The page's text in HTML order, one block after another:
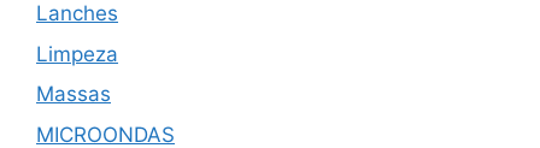
Lanches
Limpeza
Massas
MICROONDAS